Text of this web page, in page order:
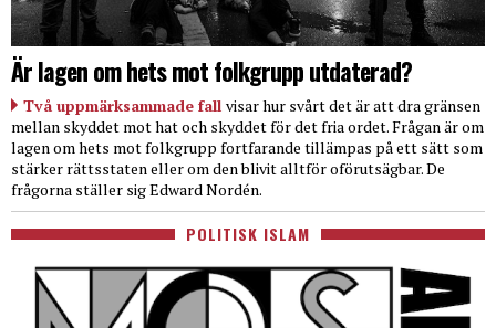
Är lagen om hets mot folkgrupp utdaterad?
Två uppmärksammade fall visar hur svårt det är att dra gränsen
mellan skyddet mot hat och skyddet för det fria ordet. Frågan är om
lagen om hets mot folkgrupp fortfarande tillämpas på ett sätt som
stärker rättsstaten eller om den blivit alltför oförutsägbar. De
frågorna ställer sig Edward Nordén.
POLITISK ISLAM